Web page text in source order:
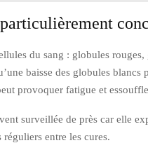
du sang : globules
baisse des globules
provoquer fatigue et
surveillée de près car elle
entre les cures.